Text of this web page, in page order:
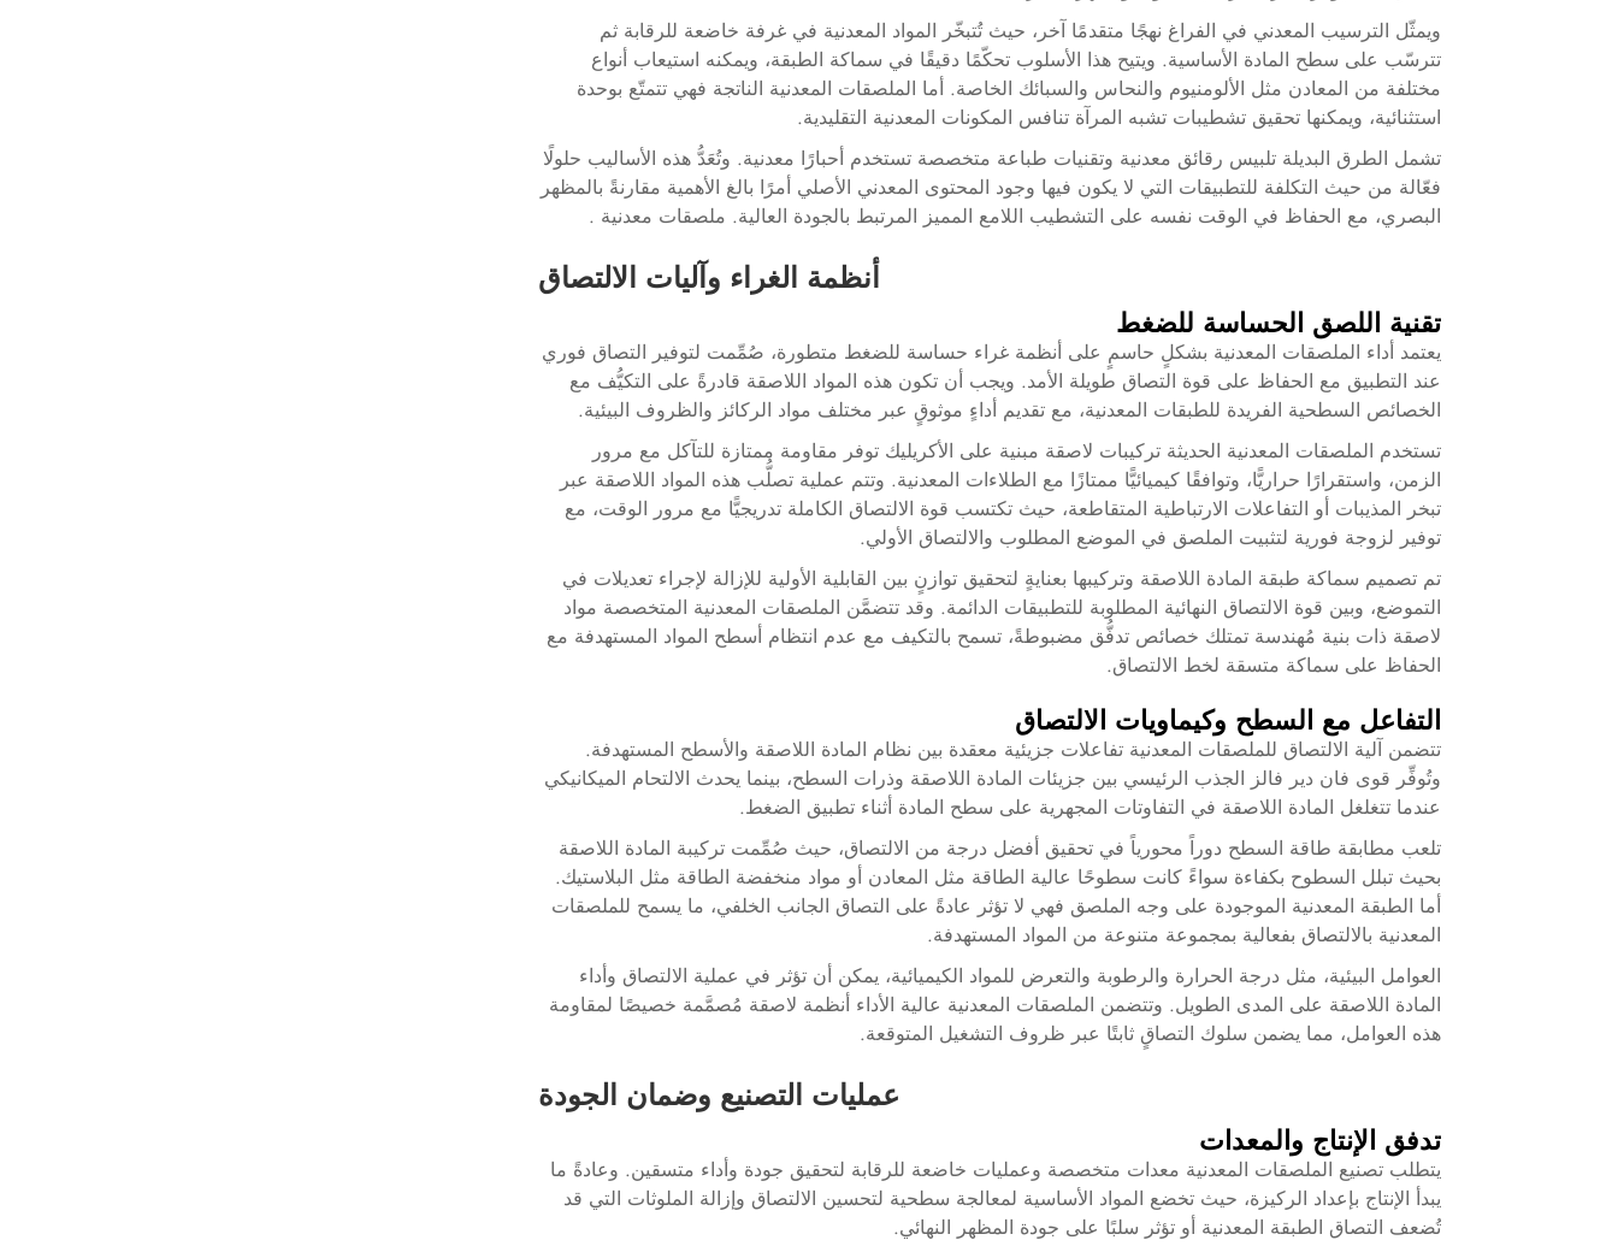
ويمثّل الترسيب المعدني في الفراغ نهجًا متقدمًا آخر، حيث تُتبخّر المواد المعدنية في غرفة خاضعة للرقابة ثم
تترسّب على سطح المادة الأساسية. ويتيح هذا الأسلوب تحكّمًا دقيقًا في سماكة الطبقة، ويمكنه استيعاب أنواع
مختلفة من المعادن مثل الألومنيوم والنحاس والسبائك الخاصة. أما الملصقات المعدنية الناتجة فهي تتمتّع بوحدة
استثنائية، ويمكنها تحقيق تشطيبات تشبه المرآة تنافس المكونات المعدنية التقليدية.
تشمل الطرق البديلة تلبيس رقائق معدنية وتقنيات طباعة متخصصة تستخدم أحبارًا معدنية. وتُعَدُّ هذه الأساليب حلولًا
فعّالة من حيث التكلفة للتطبيقات التي لا يكون فيها وجود المحتوى المعدني الأصلي أمرًا بالغ الأهمية مقارنةً بالمظهر
البصري، مع الحفاظ في الوقت نفسه على التشطيب اللامع المميز المرتبط بالجودة العالية. ملصقات معدنية .
أنظمة الغراء وآليات الالتصاق
تقنية اللصق الحساسة للضغط
يعتمد أداء الملصقات المعدنية بشكلٍ حاسمٍ على أنظمة غراء حساسة للضغط متطورة، صُمِّمت لتوفير التصاق فوري
عند التطبيق مع الحفاظ على قوة التصاق طويلة الأمد. ويجب أن تكون هذه المواد اللاصقة قادرةً على التكيُّف مع
الخصائص السطحية الفريدة للطبقات المعدنية، مع تقديم أداءٍ موثوقٍ عبر مختلف مواد الركائز والظروف البيئية.
تستخدم الملصقات المعدنية الحديثة تركيبات لاصقة مبنية على الأكريليك توفر مقاومة ممتازة للتآكل مع مرور
الزمن، واستقرارًا حراريًّا، وتوافقًا كيميائيًّا ممتازًا مع الطلاءات المعدنية. وتتم عملية تصلُّب هذه المواد اللاصقة عبر
تبخر المذيبات أو التفاعلات الارتباطية المتقاطعة، حيث تكتسب قوة الالتصاق الكاملة تدريجيًّا مع مرور الوقت، مع
توفير لزوجة فورية لتثبيت الملصق في الموضع المطلوب والالتصاق الأولي.
تم تصميم سماكة طبقة المادة اللاصقة وتركيبها بعنايةٍ لتحقيق توازنٍ بين القابلية الأولية للإزالة لإجراء تعديلات في
التموضع، وبين قوة الالتصاق النهائية المطلوبة للتطبيقات الدائمة. وقد تتضمَّن الملصقات المعدنية المتخصصة مواد
لاصقة ذات بنية مُهندسة تمتلك خصائص تدفُّق مضبوطةً، تسمح بالتكيف مع عدم انتظام أسطح المواد المستهدفة مع
الحفاظ على سماكة متسقة لخط الالتصاق.
التفاعل مع السطح وكيماويات الالتصاق
تتضمن آلية الالتصاق للملصقات المعدنية تفاعلات جزيئية معقدة بين نظام المادة اللاصقة والأسطح المستهدفة.
وتُوفِّر قوى فان دير فالز الجذب الرئيسي بين جزيئات المادة اللاصقة وذرات السطح، بينما يحدث الالتحام الميكانيكي
عندما تتغلغل المادة اللاصقة في التفاوتات المجهرية على سطح المادة أثناء تطبيق الضغط.
تلعب مطابقة طاقة السطح دوراً محورياً في تحقيق أفضل درجة من الالتصاق، حيث صُمِّمت تركيبة المادة اللاصقة
بحيث تبلل السطوح بكفاءة سواءً كانت سطوحًا عالية الطاقة مثل المعادن أو مواد منخفضة الطاقة مثل البلاستيك.
أما الطبقة المعدنية الموجودة على وجه الملصق فهي لا تؤثر عادةً على التصاق الجانب الخلفي، ما يسمح للملصقات
المعدنية بالالتصاق بفعالية بمجموعة متنوعة من المواد المستهدفة.
العوامل البيئية، مثل درجة الحرارة والرطوبة والتعرض للمواد الكيميائية، يمكن أن تؤثر في عملية الالتصاق وأداء
المادة اللاصقة على المدى الطويل. وتتضمن الملصقات المعدنية عالية الأداء أنظمة لاصقة مُصمَّمة خصيصًا لمقاومة
هذه العوامل، مما يضمن سلوك التصاقٍ ثابتًا عبر ظروف التشغيل المتوقعة.
عمليات التصنيع وضمان الجودة
تدفق الإنتاج والمعدات
يتطلب تصنيع الملصقات المعدنية معدات متخصصة وعمليات خاضعة للرقابة لتحقيق جودة وأداء متسقين. وعادةً ما
يبدأ الإنتاج بإعداد الركيزة، حيث تخضع المواد الأساسية لمعالجة سطحية لتحسين الالتصاق وإزالة الملوثات التي قد
تُضعف التصاق الطبقة المعدنية أو تؤثر سلبًا على جودة المظهر النهائي.